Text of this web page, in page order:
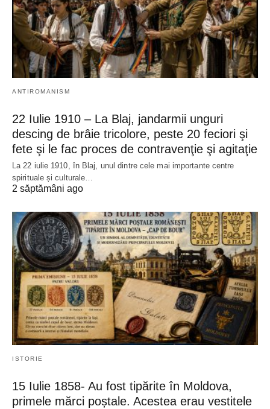
ANTIROMANISM
22 Iulie 1910 – La Blaj, jandarmii unguri
descing de brâie tricolore, peste 20 feciori şi
fete şi le fac proces de contravenţie şi agitaţie
La 22 iulie 1910, în Blaj, unul dintre cele mai importante centre
spirituale și culturale…
2 săptămâni ago
ISTORIE
15 Iulie 1858- Au fost tipărite în Moldova,
primele mărci poștale. Acestea erau vestitele